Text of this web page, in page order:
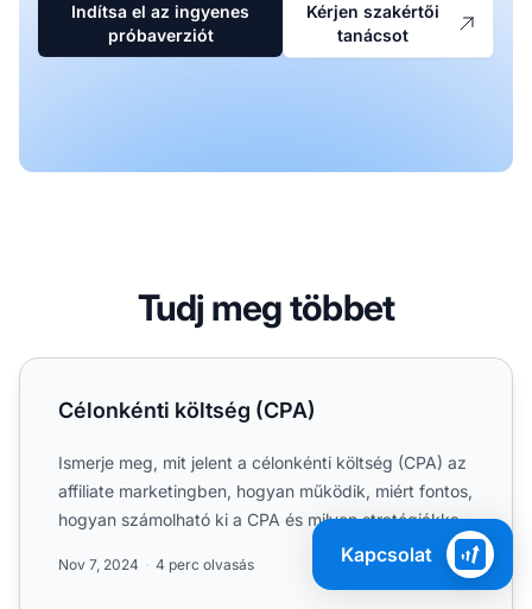
Indítsa el az ingyenes
próbaverziót
Kérjen szakértői
tanácsot
Tudj meg többet
Célonkénti költség (CPA)
Célonkénti költség (CPA)
Ismerje meg, mit jelent a célonkénti költség (CPA) az
affiliate marketingben, hogyan működik, miért fontos,
hogyan számolható ki a CPA és milyen stratégiákkal
Nov 7, 2024 4 perc olvasás Kapcsolat